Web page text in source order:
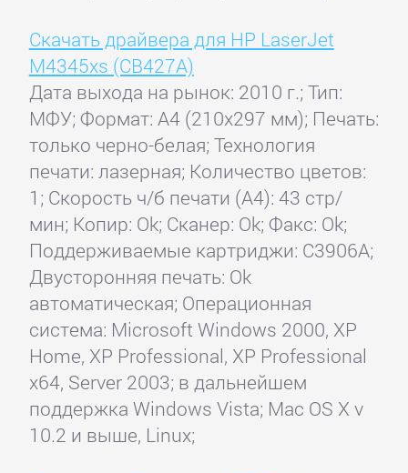
Скачать драйвера для HP LaserJet
M4345xs (CB427A)
Дата выхода на рынок: 2010 г.; Тип:
МФУ; Формат: A4 (210x297 мм); Печать:
только черно-белая; Технология
печати: лазерная; Количество цветов:
1; Скорость ч/б печати (А4): 43 стр/
мин; Копир: Ok; Сканер: Ok; Факс: Ok;
Поддерживаемые картриджи: C3906A;
Двусторонняя печать: Ok
автоматическая; Операционная
система: Microsoft Windows 2000, XP
Home, XP Professional, XP Professional
x64, Server 2003; в дальнейшем
поддержка Windows Vista; Mac OS X v
10.2 и выше, Linux;